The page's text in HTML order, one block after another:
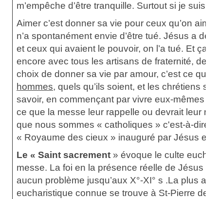
m’empêche d’être tranquille. Surtout si je suis
Aimer c’est donner sa vie pour ceux qu’on
n’a spontanément envie d’être tué. Jésus a
et ceux qui avaient le pouvoir, on l’a tué. Et ça
encore avec tous les artisans de fraternité, de
choix de donner sa vie par amour, c’est ce
hommes, quels qu’ils soient, et les chrétiens
savoir, en commençant par vivre eux-mêmes
ce que la messe leur rappelle ou devrait leur
que nous sommes « catholiques » c'est-à-dire
« Royaume des cieux » inauguré par Jésus est
Le « Saint sacrement » évoque le culte
messe. La foi en la présence réelle de Jésus
aucun problème jusqu’aux X°-XI° s .La plus
eucharistique connue se trouve à St-Pierre de